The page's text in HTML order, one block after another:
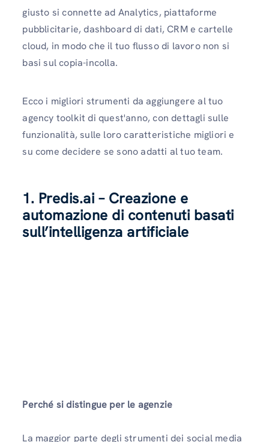
giusto si connette ad Analytics, piattaforme
pubblicitarie, dashboard di dati, CRM e cartelle
cloud, in modo che il tuo flusso di lavoro non si
basi sul copia-incolla.
Ecco i migliori strumenti da aggiungere al tuo
agency toolkit di quest'anno, con dettagli sulle
funzionalità, sulle loro caratteristiche migliori e
su come decidere se sono adatti al tuo team.
1. Predis.ai – Creazione e
automazione di contenuti basati
sull’intelligenza artificiale
Perché si distingue per le agenzie
La maggior parte degli strumenti dei social media